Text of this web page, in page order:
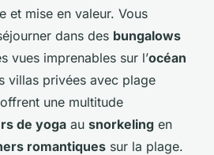
et mise en valeur. Vous
dans des bungalows
vues imprenables sur l’océan
villas privées avec plage
offrent une multitude
de yoga au snorkeling en
romantiques sur la plage.